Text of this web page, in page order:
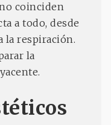
coinciden
a todo, desde
la respiración.
la